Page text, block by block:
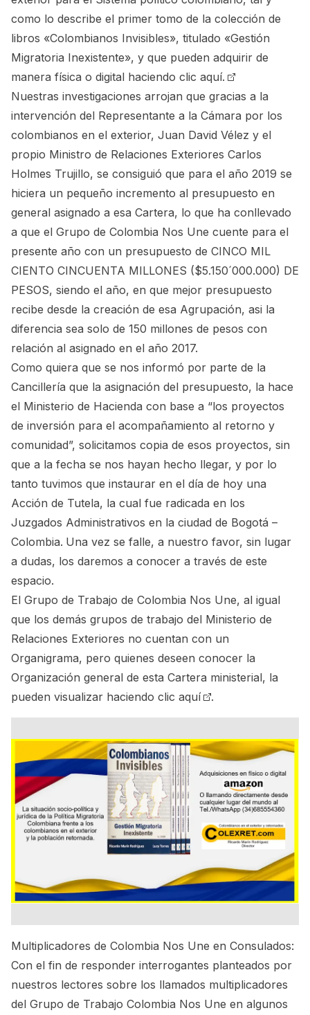
como lo describe el primer tomo de la colección de
libros «Colombianos Invisibles», titulado «Gestión
Migratoria Inexistente», y que pueden adquirir de
manera física o digital haciendo clic aquí.
Nuestras investigaciones arrojan que gracias a la
intervención del Representante a la Cámara por los
colombianos en el exterior, Juan David Vélez y el
propio Ministro de Relaciones Exteriores Carlos
Holmes Trujillo, se consiguió que para el año 2019 se
hiciera un pequeño incremento al presupuesto en
general asignado a esa Cartera, lo que ha conllevado
a que el Grupo de Colombia Nos Une cuente para el
presente año con un presupuesto de CINCO MIL
CIENTO CINCUENTA MILLONES ($5.150´000.000) DE
PESOS, siendo el año, en que mejor presupuesto
recibe desde la creación de esa Agrupación, asi la
diferencia sea solo de 150 millones de pesos con
relación al asignado en el año 2017.
Como quiera que se nos informó por parte de la
Cancillería que la asignación del presupuesto, la hace
el Ministerio de Hacienda con base a “los proyectos
de inversión para el acompañamiento al retorno y
comunidad”, solicitamos copia de esos proyectos, sin
que a la fecha se nos hayan hecho llegar, y por lo
tanto tuvimos que instaurar en el día de hoy una
Acción de Tutela, la cual fue radicada en los
Juzgados Administrativos en la ciudad de Bogotá –
Colombia. Una vez se falle, a nuestro favor, sin lugar
a dudas, los daremos a conocer a través de este
espacio.
El Grupo de Trabajo de Colombia Nos Une, al igual
que los demás grupos de trabajo del Ministerio de
Relaciones Exteriores no cuentan con un
Organigrama, pero quienes deseen conocer la
Organización general de esta Cartera ministerial, la
pueden visualizar haciendo clic aquí .
Multiplicadores de Colombia Nos Une en Consulados:
Con el fin de responder interrogantes planteados por
nuestros lectores sobre los llamados multiplicadores
del Grupo de Trabajo Colombia Nos Une en algunos